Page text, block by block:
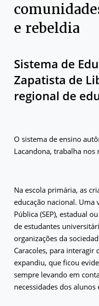
e rebeldia
Sistema de
Zapatista de
regional de
O sistema de ensino
Lacandona, trabalha nos
Na escola primária, as
educação nacional. Uma
Pública (SEP), estadual
de estudantes
organizações da
Caracoles, para interagir
expandiu, que ficou
sempre levando em
necessidades dos